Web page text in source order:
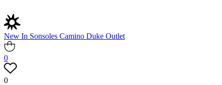
New In Sonsoles Camino Duke Outlet
0
0